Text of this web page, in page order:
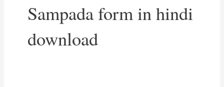
Sampada form in hindi
download